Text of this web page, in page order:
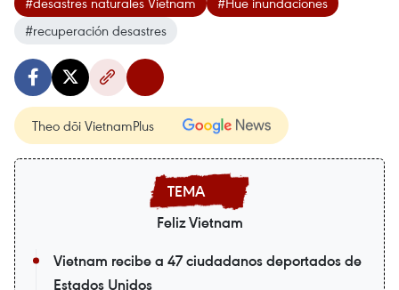
#recuperación desastres
Theo dõi VietnamPlus
Feliz Vietnam
Vietnam recibe a 47 ciudadanos deportados de
Estados Unidos